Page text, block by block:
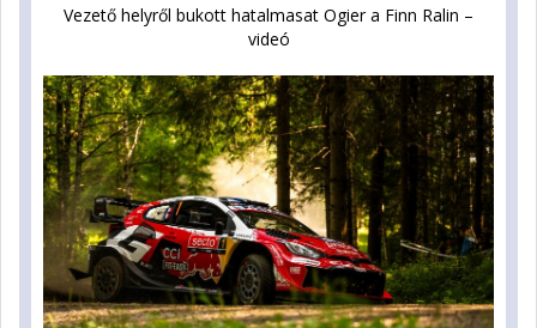
Vezető helyről bukott hatalmasat Ogier a Finn Ralin –
videó